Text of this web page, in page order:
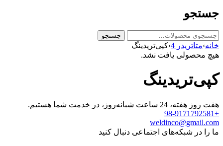
جستجو
ج
س
ت
و
ی
:
جستجو
خانه›متاتريدر 4 ›کپی‌تریدینگ
هیچ محصولی یافت نشد.
کپی‌تریدینگ
هفت روز هفته، 24 ساعت شبانه‌روز، در خدمت شما هستیم.
+98-9171792581
weldinco@gmail.com
ما را در شبکه‌های اجتماعی دنبال کنید